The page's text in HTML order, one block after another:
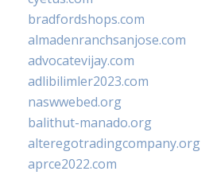
bradfordshops.com
almadenranchsanjose.com
advocatevijay.com
adlibilimler2023.com
naswwebed.org
balithut-manado.org
alteregotradingcompany.org
aprce2022.com